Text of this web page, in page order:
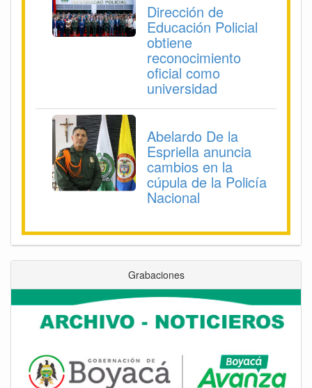
Dirección de
Educación Policial
obtiene
reconocimiento
oficial como
universidad
Abelardo De la
Espriella anuncia
cambios en la
cúpula de la Policía
Nacional
Grabaciones